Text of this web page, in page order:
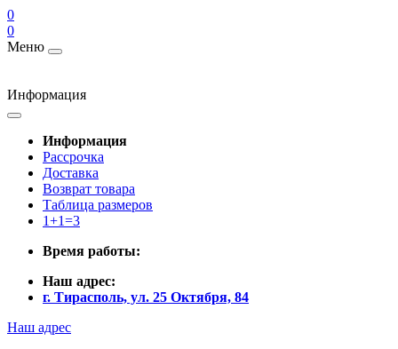
0
0
Меню
Информация
Информация
Рассрочка
Доставка
Возврат товара
Таблица размеров
1+1=3
Время работы:
Наш адрес:
г. Тирасполь, ул. 25 Октября, 84
Наш адрес